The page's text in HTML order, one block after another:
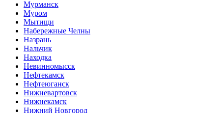
Мурманск
Муром
Мытищи
Набережные Челны
Назрань
Нальчик
Находка
Невинномысск
Нефтекамск
Нефтеюганск
Нижневартовск
Нижнекамск
Нижний Новгород